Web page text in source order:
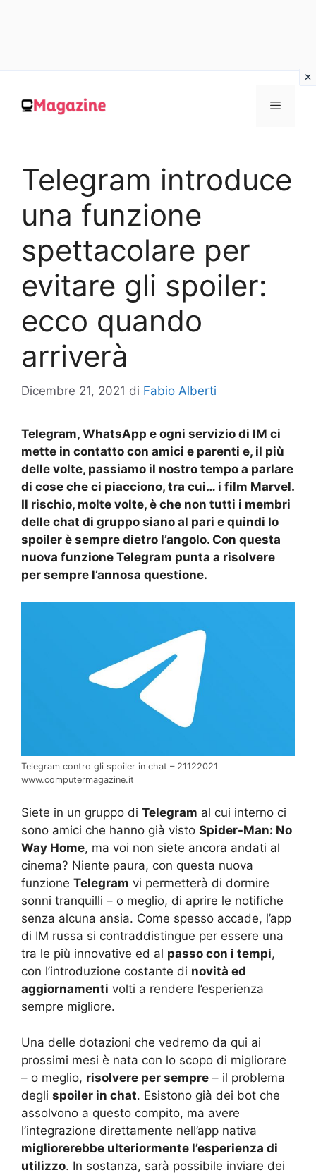
contenuto
MENU
Telegram introduce
una funzione
spettacolare per
evitare gli spoiler:
ecco quando
arriverà
Dicembre 21, 2021 di Fabio Alberti
Telegram, WhatsApp e ogni servizio di IM ci
mette in contatto con amici e parenti e, il più
delle volte, passiamo il nostro tempo a parlare
di cose che ci piacciono, tra cui… i film Marvel.
Il rischio, molte volte, è che non tutti i membri
delle chat di gruppo siano al pari e quindi lo
spoiler è sempre dietro l’angolo. Con questa
nuova funzione Telegram punta a risolvere
per sempre l’annosa questione.
Telegram contro gli spoiler in chat – 21122021
www.computermagazine.it
Siete in un gruppo di Telegram al cui interno ci
sono amici che hanno già visto Spider-Man: No
Way Home, ma voi non siete ancora andati al
cinema? Niente paura, con questa nuova
funzione Telegram vi permetterà di dormire
sonni tranquilli – o meglio, di aprire le notifiche
senza alcuna ansia. Come spesso accade, l’app
di IM russa si contraddistingue per essere una
tra le più innovative ed al passo con i tempi,
con l’introduzione costante di novità ed
aggiornamenti volti a rendere l’esperienza
sempre migliore.
Una delle dotazioni che vedremo da qui ai
prossimi mesi è nata con lo scopo di migliorare
– o meglio, risolvere per sempre – il problema
degli spoiler in chat. Esistono già dei bot che
assolvono a questo compito, ma avere
l’integrazione direttamente nell’app nativa
migliorerebbe ulteriormente l’esperienza di
utilizzo. In sostanza, sarà possibile inviare dei